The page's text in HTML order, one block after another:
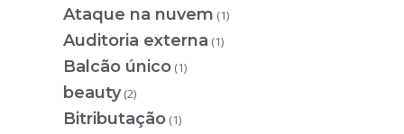
Ataque na nuvem (1)
Auditoria externa (1)
Balcão único (1)
beauty (2)
Bitributação (1)